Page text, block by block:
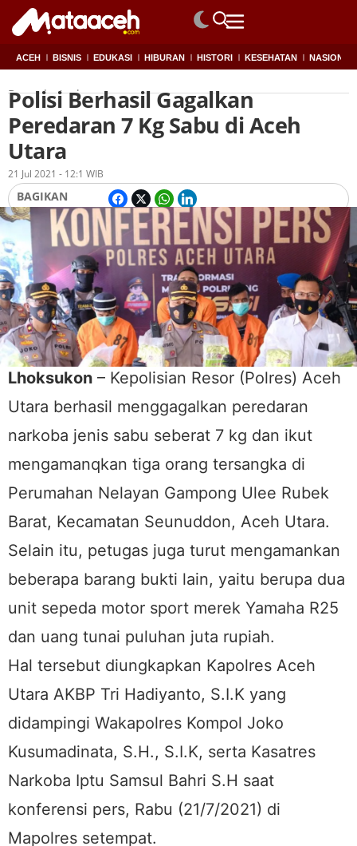
ACEH BISNIS EDUKASI HIBURAN HISTORI KESEHATAN NASIONAL
Beranda Aceh
Polisi Berhasil Gagalkan
Peredaran 7 Kg Sabu di Aceh
Utara
OlehRedaksi
21 Jul 2021 - 12:1 WIB
BAGIKAN
Lhoksukon – Kepolisian Resor (Polres) Aceh
Utara berhasil menggagalkan peredaran
narkoba jenis sabu seberat 7 kg dan ikut
mengamanqkan tiga orang tersangka di
Perumahan Nelayan Gampong Ulee Rubek
Barat, Kecamatan Seunuddon, Aceh Utara.
Selain itu, petugas juga turut mengamankan
beberapa barang bukti lain, yaitu berupa dua
unit sepeda motor sport merek Yamaha R25
dan uang tunai puluhan juta rupiah.
Hal tersebut diungkapkan Kapolres Aceh
Utara AKBP Tri Hadiyanto, S.I.K yang
didampingi Wakapolres Kompol Joko
Kusumadinata, S.H., S.I.K, serta Kasatres
Narkoba Iptu Samsul Bahri S.H saat
konferensi pers, Rabu (21/7/2021) di
Mapolres setempat.